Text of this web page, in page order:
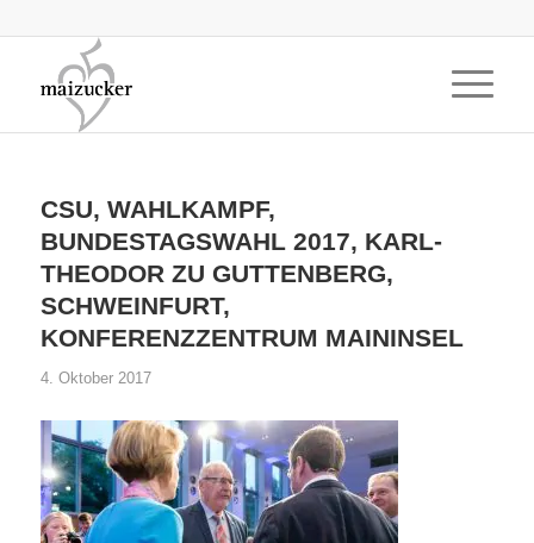
CSU, WAHLKAMPF,
BUNDESTAGSWAHL 2017, KARL-
THEODOR ZU GUTTENBERG,
SCHWEINFURT,
KONFERENZZENTRUM MAININSEL
4. Oktober 2017